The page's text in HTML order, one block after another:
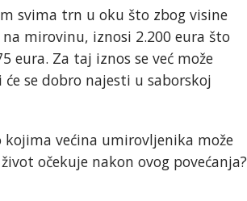
svima trn u oku što zbog visine
mirovinu, iznosi 2.200 eura što
eura. Za taj iznos se već može
se dobro najesti u saborskoj
većina umirovljenika može
očekuje nakon ovog povećanja?